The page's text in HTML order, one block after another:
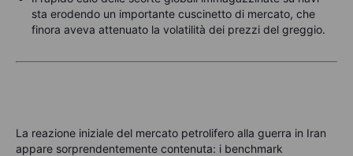
sta erodendo un importante cuscinetto di mercato, che
finora aveva attenuato la volatilità dei prezzi del greggio.
La reazione iniziale del mercato petrolifero alla guerra in Iran
appare sorprendentemente contenuta: i benchmark